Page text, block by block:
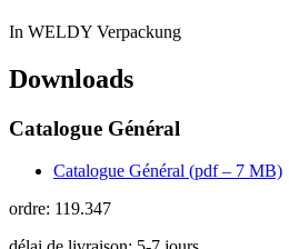
In WELDY Verpackung
Downloads
Catalogue Général
Catalogue Général (pdf – 7 MB)
ordre: 119.347